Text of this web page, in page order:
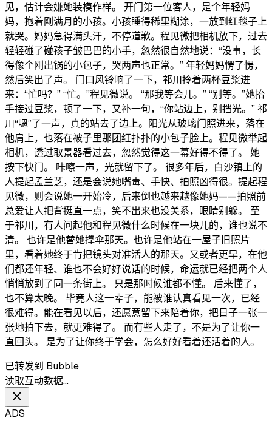
见，估计会嫌她装模作样。 开门第一位客人，是个年轻妈
妈，抱着刚满月的小孩。小孩睡得稀里糊涂，一放到红毯子上
就哭。妈妈急得满头汗，不停道歉。程见微把相机放下，过去
轻轻碰了碰孩子皱巴巴的小手，忽然很自然地说：“没事，长
得像个刚出锅的小包子，哭两声也正常。” 年轻妈妈愣了愣，
然后笑出了声。 门口风铃响了一下，祁川拎着两杯豆浆进
来：“忙吗？” “忙。”程见微说。 “那我等会儿。” “别等。”她抬
手接过豆浆，顿了一下，又补一句，“你站边上，别挡光。” 祁
川“嗯”了一声，真的站去了边上。阳光从玻璃门照进来，落在
他肩上，也落在被子里那团红扑扑的小包子脸上。程见微举起
相机，透过取景器看过去，忽然觉得这一幕好得不得了。 她
按下快门。 咔嚓一声，光就留下了。 很多年后，白沙镇上的
人提起孟兰芝，还是会说她嘴毒、手快、拍照凶得很。提起程
见微，则会说她一开始冷，后来倒也越来越像她妈——拍照前
总爱让人把背挺直一点，笑不出来也没关系，眼睛别躲。 至
于祁川，有人问起他和程见微什么时候在一块儿的，谁也说不
清。 也许是他替她撑伞那天。也许是他站在一屋子旧照片
里，看着她终于肯把镜头对准活人的那天。又或者更早，在他
们都还年轻、谁也不会好好说话的时候，命运就已经把两个人
悄悄放到了同一条街上。 只是那时候谁都不懂。 后来懂了，
也不算太晚。 毕竟人这一辈子，能被谁认真看见一次，已经
很难得。能在看见以后，还愿意留下来陪着你，把日子一张一
张地拍下去，就更难得了。 而有些人走了，不是为了让你一
直回头。 是为了让你终于学会，怎么好好看着还活着的人。
已转发到 Bubble
读取互动数据…
ADS